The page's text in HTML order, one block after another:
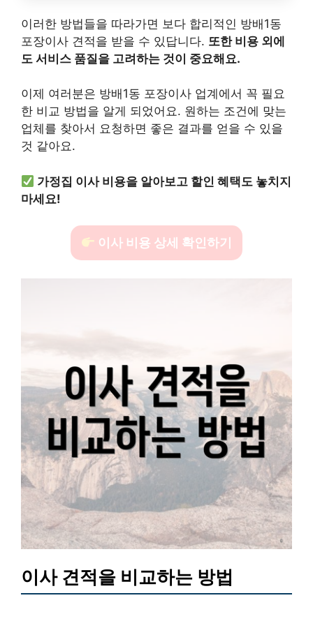
이러한 방법들을 따라가면 보다 합리적인 방배1동
포장이사 견적을 받을 수 있답니다. 또한 비용 외에
도 서비스 품질을 고려하는 것이 중요해요.
이제 여러분은 방배1동 포장이사 업계에서 꼭 필요
한 비교 방법을 알게 되었어요. 원하는 조건에 맞는
업체를 찾아서 요청하면 좋은 결과를 얻을 수 있을
것 같아요.
가정집 이사 비용을 알아보고 할인 혜택도 놓치지
마세요!
이사 비용 상세 확인하기
이사 견적을 비교하는 방법